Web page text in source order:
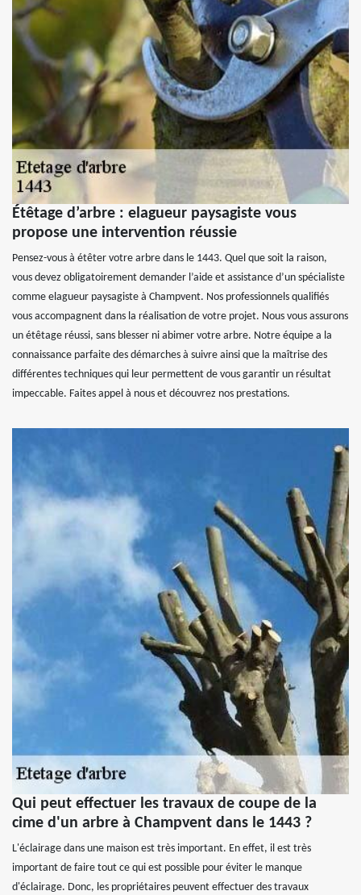
Étêtage d’arbre : elagueur paysagiste vous
propose une intervention réussie
Pensez-vous à étêter votre arbre dans le 1443. Quel que soit la raison,
vous devez obligatoirement demander l’aide et assistance d’un spécialiste
comme elagueur paysagiste à Champvent. Nos professionnels qualifiés
vous accompagnent dans la réalisation de votre projet. Nous vous assurons
un étêtage réussi, sans blesser ni abimer votre arbre. Notre équipe a la
connaissance parfaite des démarches à suivre ainsi que la maîtrise des
différentes techniques qui leur permettent de vous garantir un résultat
impeccable. Faites appel à nous et découvrez nos prestations.
Qui peut effectuer les travaux de coupe de la
cime d'un arbre à Champvent dans le 1443 ?
L'éclairage dans une maison est très important. En effet, il est très
important de faire tout ce qui est possible pour éviter le manque
d'éclairage. Donc, les propriétaires peuvent effectuer des travaux